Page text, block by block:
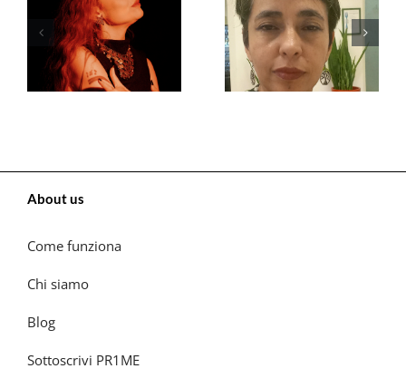
About us
Come funziona
Chi siamo
Blog
Sottoscrivi PR1ME